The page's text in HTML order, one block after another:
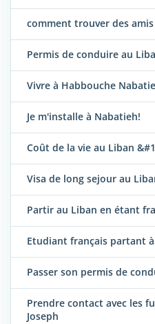
comment trouver des
Permis de conduire au
Vivre à Habbouche
Je m'installe à Nabatieh!
Coût de la vie au Liban
Visa de long sejour au
Partir au Liban en étant
Etudiant français partant à
Passer son permis de
Prendre contact avec les
Joseph